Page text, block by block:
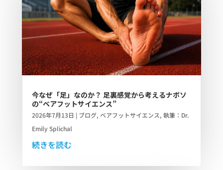
今なぜ「足」なのか？ 足裏感覚から考えるナボソ
の“ベアフットサイエンス”
2026年7月13日 | ブログ, ベアフットサイエンス, 執筆：Dr.
Emily Splichal
続きを読む